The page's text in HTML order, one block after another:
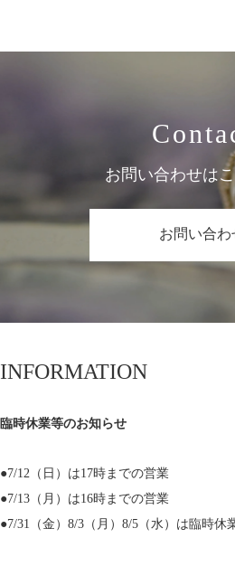
お問い合わせは
お問い合わ
INFORMATION
臨時休業等のお知らせ
●7/12（日）は17時までの営業
●7/13（月）は16時までの営業
●7/31（金）8/3（月）8/5（水）は臨時休